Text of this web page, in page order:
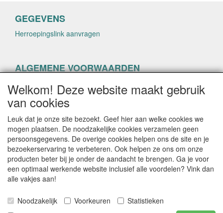
GEGEVENS
Herroepingslink aanvragen
ALGEMENE VOORWAARDEN
Herroepingslink aanvragen
CONTACTGEGEVENS
helenacosmetica.nl
E-mail: info@helenacosmetica.nl
Welkom! Deze website maakt gebruik
van cookies
Leuk dat je onze site bezoekt. Geef hier aan welke cookies we
mogen plaatsen. De noodzakelijke cookies verzamelen geen
persoonsgegevens. De overige cookies helpen ons de site en je
bezoekerservaring te verbeteren. Ook helpen ze ons om onze
producten beter bij je onder de aandacht te brengen. Ga je voor
een optimaal werkende website inclusief alle voordelen? Vink dan
alle vakjes aan!
Noodzakelijk Voorkeuren
Statistieken